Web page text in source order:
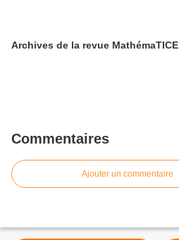
Archives de la revue MathémaTICE
Commentaires
Ajouter un commentaire